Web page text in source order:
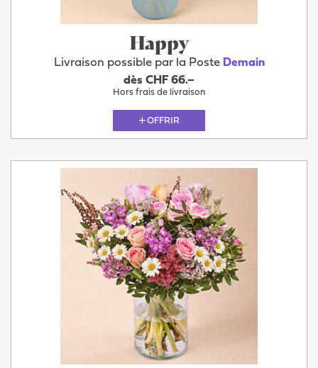
Happy
Livraison possible par la Poste Demain
dès CHF 66.–
Hors frais de livraison
OFFRIR